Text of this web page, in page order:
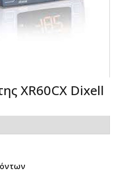
XR60CX Dixell